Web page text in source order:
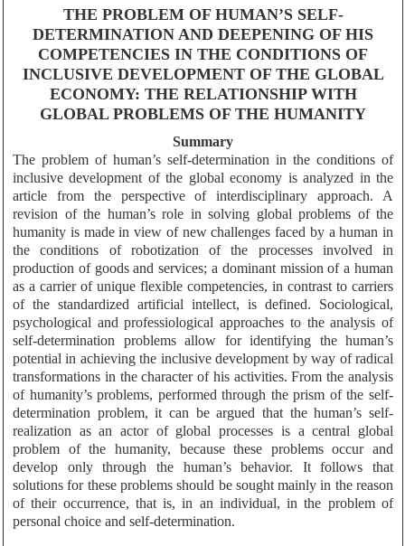
THE PROBLEM OF HUMAN’S SELF-
DETERMINATION AND DEEPENING OF HIS
COMPETENCIES IN THE CONDITIONS OF
INCLUSIVE DEVELOPMENT OF THE GLOBAL
ECONOMY: THE RELATIONSHIP WITH
GLOBAL PROBLEMS OF THE HUMANITY
Summary
The problem of human’s self-determination in the conditions of
inclusive development of the global economy is analyzed in the
article from the perspective of interdisciplinary approach. A
revision of the human’s role in solving global problems of the
humanity is made in view of new challenges faced by a human in
the conditions of robotization of the processes involved in
production of goods and services; a dominant mission of a human
as a carrier of unique flexible competencies, in contrast to carriers
of the standardized artificial intellect, is defined. Sociological,
psychological and professiological approaches to the analysis of
self-determination problems allow for identifying the human’s
potential in achieving the inclusive development by way of radical
transformations in the character of his activities. From the analysis
of humanity’s problems, performed through the prism of the self-
determination problem, it can be argued that the human’s self-
realization as an actor of global processes is a central global
problem of the humanity, because these problems occur and
develop only through the human’s behavior. It follows that
solutions for these problems should be sought mainly in the reason
of their occurrence, that is, in an individual, in the problem of
personal choice and self-determination.